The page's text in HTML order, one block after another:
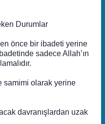
Durumlar
önce bir ibadeti yerine
sadece Allah’ın
samimi olarak yerine
davranışlardan uzak